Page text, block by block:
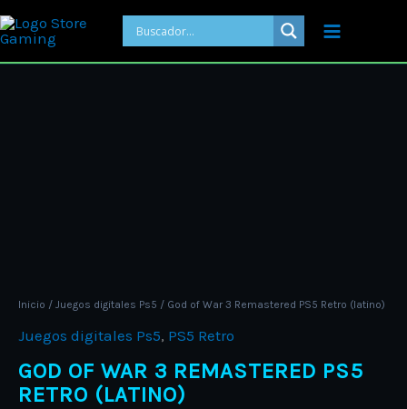
Ir
al
contenido
Inicio / Juegos digitales Ps5 / God of War 3 Remastered PS5 Retro (latino)
Juegos digitales Ps5, PS5 Retro
GOD OF WAR 3 REMASTERED PS5
RETRO (LATINO)